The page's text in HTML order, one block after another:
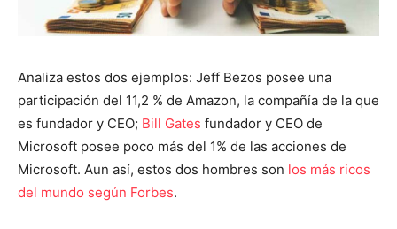
Analiza estos dos ejemplos: Jeff Bezos posee una
participación del 11,2 % de Amazon, la compañía de la que
es fundador y CEO; Bill Gates fundador y CEO de
Microsoft posee poco más del 1% de las acciones de
Microsoft. Aun así, estos dos hombres son los más ricos
del mundo según Forbes.